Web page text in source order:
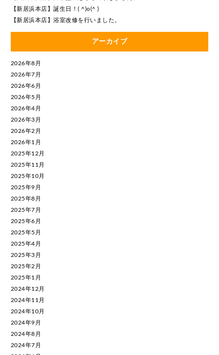
【新居浜本店】誕生日！( ^)o(^ )
【新居浜本店】浴室改修を行いました。
アーカイブ
2026年8月
2026年7月
2026年6月
2026年5月
2026年4月
2026年3月
2026年2月
2026年1月
2025年12月
2025年11月
2025年10月
2025年9月
2025年8月
2025年7月
2025年6月
2025年5月
2025年4月
2025年3月
2025年2月
2025年1月
2024年12月
2024年11月
2024年10月
2024年9月
2024年8月
2024年7月